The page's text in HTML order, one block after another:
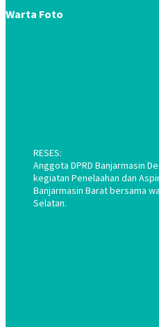
Warta Foto
RESES:
Anggota DPRD Banjarmasin
kegiatan Penelaahan dan
Banjarmasin Barat bersama
Selatan.